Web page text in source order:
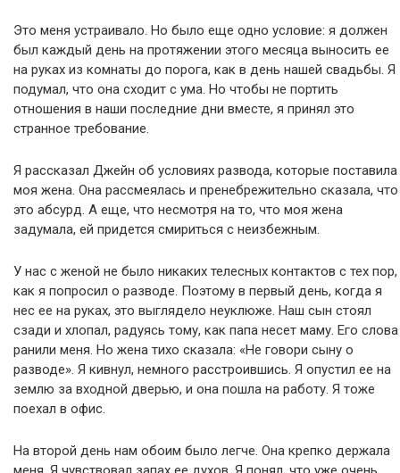
Это меня устраивало. Но было еще одно условие: я должен
был каждый день на протяжении этого месяца выносить ее
на руках из комнаты до порога, как в день нашей свадьбы. Я
подумал, что она сходит с ума. Но чтобы не портить
отношения в наши последние дни вместе, я принял это
странное требование.
Я рассказал Джейн об условиях развода, которые поставила
моя жена. Она рассмеялась и пренебрежительно сказала, что
это абсурд. А еще, что несмотря на то, что моя жена
задумала, ей придется смириться с неизбежным.
У нас с женой не было никаких телесных контактов с тех пор,
как я попросил о разводе. Поэтому в первый день, когда я
нес ее на руках, это выглядело неуклюже. Наш сын стоял
сзади и хлопал, радуясь тому, как папа несет маму. Его слова
ранили меня. Но жена тихо сказала: «Не говори сыну о
разводе». Я кивнул, немного расстроившись. Я опустил ее на
землю за входной дверью, и она пошла на работу. Я тоже
поехал в офис.
На второй день нам обоим было легче. Она крепко держала